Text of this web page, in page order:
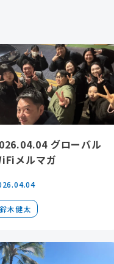
鈴木健太
グローバル
メルマガ